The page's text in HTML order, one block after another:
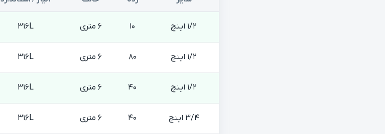
1/2 اینچ 10 6 متری 316L
1/2 اینچ 80 6 متری 316L
1/2 اینچ 40 6 متری 316L
3/4 اینچ 40 6 متری 316L